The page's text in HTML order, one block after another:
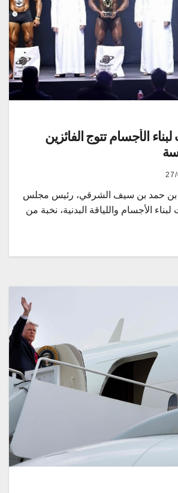
الأجسام تتوج الفائزين
بن حمد بن سيف الشرقي، رئيس مجلس
لبناء الأجسام واللياقة البدنية، نخبة من